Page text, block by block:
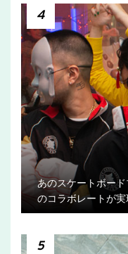
4
あのスケートボー
のコラボレートが実
5